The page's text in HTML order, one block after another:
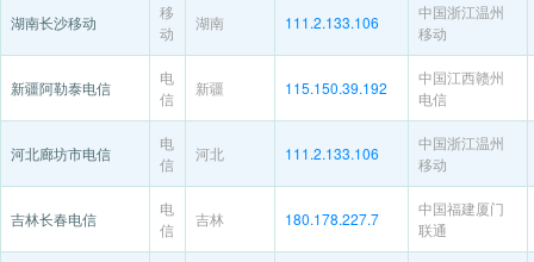
湖南长沙移动
移
动
湖南 111.2.133.106
中国浙江温州
移动
新疆阿勒泰电信
电
信
新疆 115.150.39.192
中国江西赣州
电信
河北廊坊市电信
电
信
河北 111.2.133.106
中国浙江温州
移动
吉林长春电信
电
信
吉林 180.178.227.7
中国福建厦门
联通